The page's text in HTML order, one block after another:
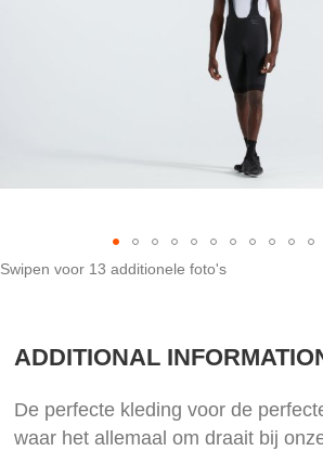
Swipen voor 13 additionele foto's
beginning
images
gallery
ADDITIONAL
De perfecte kleding voor de
waar het allemaal om draait bij